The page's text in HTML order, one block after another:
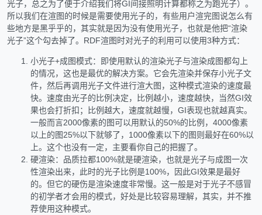
光子，总之为了便于介绍我们将GI间接照明计算都称之为跑光子）。
所以我们在渲图的时候是需要使用光子的，有些用户渲完图说怎么有
些地方是黑乎乎的，其实就是因为没有使用光子，也就是他把“渲染
光子”这个勾去掉了。RDF渲图时对光子的利用可以使用3种方式：
小光子+成图模式：即使用默认的渲染光子与渲染成图都勾上
的情况，这也是最优的解决方案。它会先渲染并保存小光子文
件，然后再调用光子文件进行渲大图，这种模式渲染的速度最
快。速度由光子的比例决定，比例越小，速度越快，当然GI效
果也会打折扣；比例越大，速度就越慢，GI表现也就越真实。
一般而言2000像素的图可以用默认的50%的比例，4000像素
以上的图25%以下就够了，1000像素以下的图则最好在60%以
上。这个也没有一定，主要看你自己的把握了。
硬渲染：品质拉都100%就是硬渲染，也就是光子与成图一次
性渲染出来，此时的光子比例是100%，因此GI效果是最好
的。但它的硬伤是渲染速度非常慢。这一般是对于光子不感冒
的初学者才会用的模式，好处是比较容易理解，其实，并不推
荐使用这种模式。